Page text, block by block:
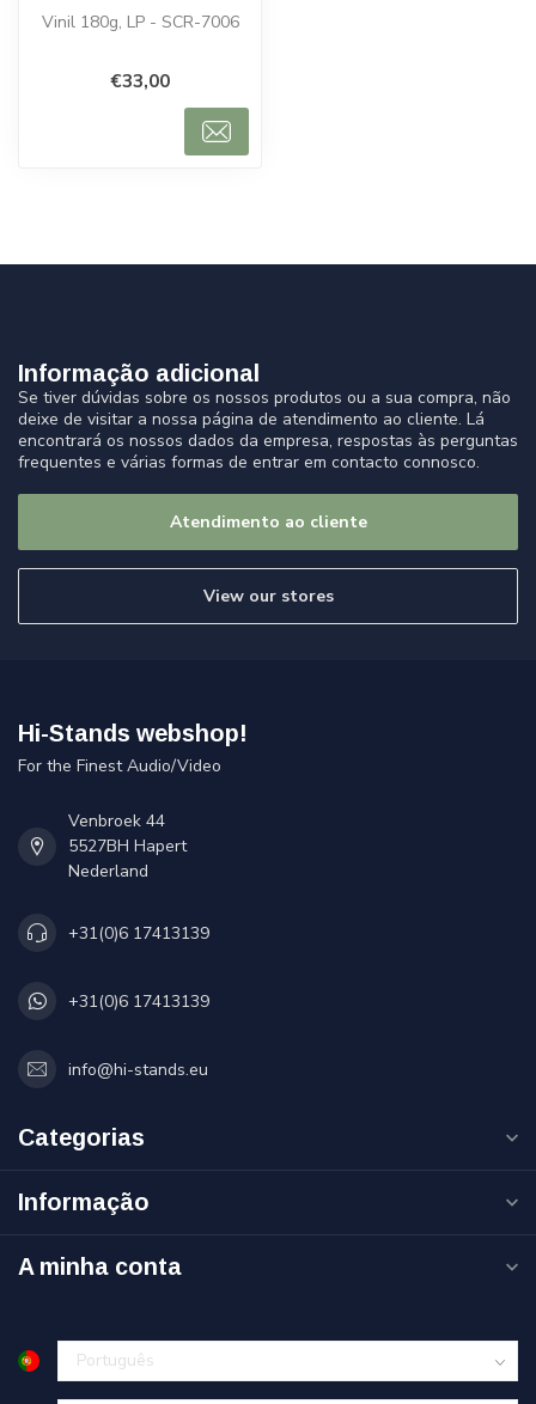
Vinil 180g, LP - SCR-7006
€33,00
Informação adicional
Se tiver dúvidas sobre os nossos produtos ou a sua compra, não
deixe de visitar a nossa página de atendimento ao cliente. Lá
encontrará os nossos dados da empresa, respostas às perguntas
frequentes e várias formas de entrar em contacto connosco.
Atendimento ao cliente
View our stores
Hi-Stands webshop!
For the Finest Audio/Video
Venbroek 44
5527BH Hapert
Nederland
+31(0)6 17413139
+31(0)6 17413139
info@hi-stands.eu
Categorias
Informação
A minha conta